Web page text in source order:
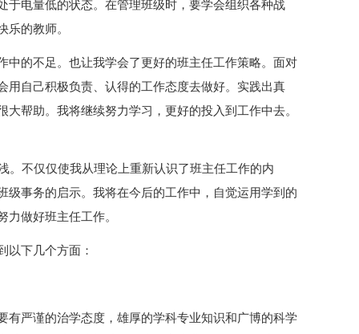
电量低的状态。在管理班级时，要学会组织各种战
的教师。
中的不足。也让我学会了更好的班主任工作策略。面对
自己积极负责、认得的工作态度去做好。实践出真
帮助。我将继续努力学习，更好的投入到工作中去。
。不仅仅使我从理论上重新认识了班主任工作的内
事务的启示。我将在今后的工作中，自觉运用学到的
做好班主任工作。
以下几个方面：
有严谨的治学态度，雄厚的学科专业知识和广博的科学